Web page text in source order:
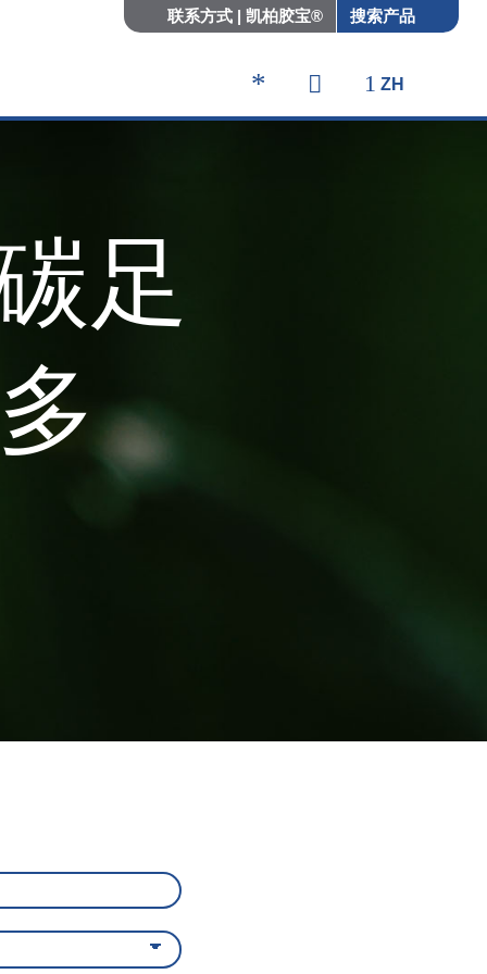
Quicklinks
联系方式 | 凯柏胶宝® 搜索产品
ZH
足